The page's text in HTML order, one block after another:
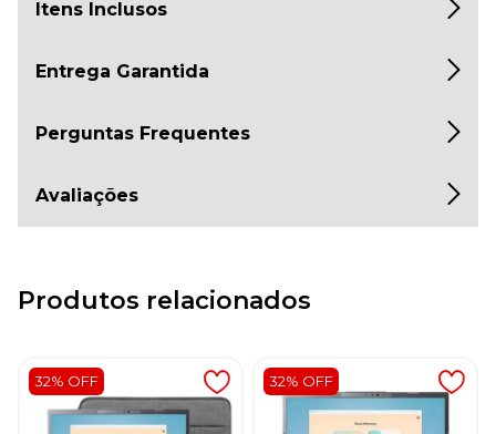
Itens Inclusos
Entrega Garantida
Perguntas Frequentes
Avaliações
Produtos relacionados
32% OFF 32% OFF